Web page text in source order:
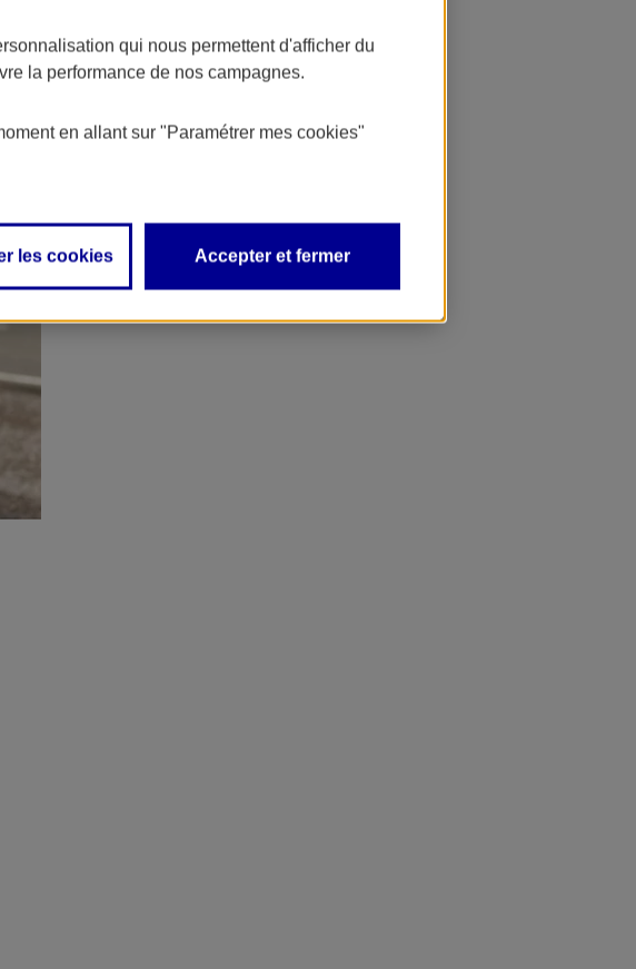
qui nous permettent d'afficher du
la performance de nos campagnes.
en allant sur "Paramétrer mes cookies"
les cookies Accepter et fermer